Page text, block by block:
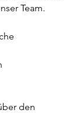
Team.
den